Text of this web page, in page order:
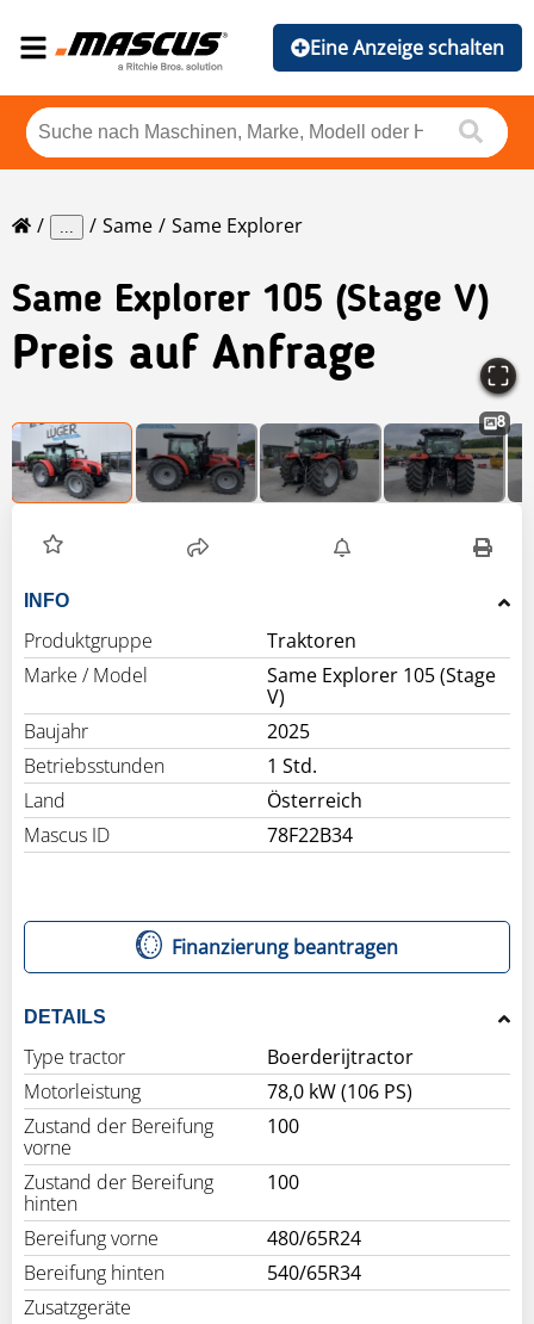
Eine Anzeige schalten
... Same Same Explorer
Same Explorer 105 (Stage V)
Preis auf Anfrage
8
INFO
Produktgruppe
Traktoren
Marke / Model
Same Explorer 105 (Stage
V)
Baujahr
2025
Betriebsstunden
1 Std.
Land
Österreich
Mascus ID
78F22B34
Finanzierung beantragen
DETAILS
Type tractor
Boerderijtractor
Motorleistung
78,0 kW (106 PS)
Zustand der Bereifung
vorne
100
Zustand der Bereifung
hinten
100
Bereifung vorne
480/65R24
Bereifung hinten
540/65R34
Zusatzgeräte